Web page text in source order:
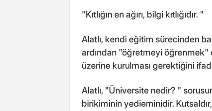
"Kıtlığın en ağırı, bilgi kıtlığıdır. "
Alatlı, kendi eğitim sürecinden
ardından "öğretmeyi
üzerine kurulması gerektiğini
Alatlı, "Üniversite nedir? "
birikiminin yedieminidir.